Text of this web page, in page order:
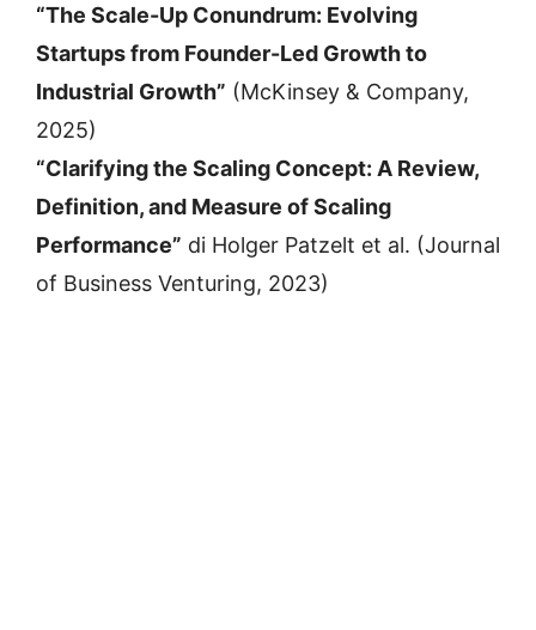
“The Scale-Up Conundrum: Evolving
Startups from Founder-Led Growth to
Industrial Growth” (McKinsey & Company,
2025)
“Clarifying the Scaling Concept: A Review,
Definition, and Measure of Scaling
Performance” di Holger Patzelt et al. (Journal
of Business Venturing, 2023)